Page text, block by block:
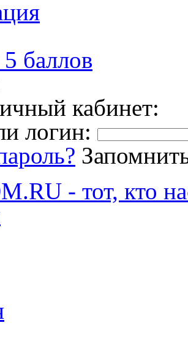
5 баллов
кабинет:
логин:
- тот, кто